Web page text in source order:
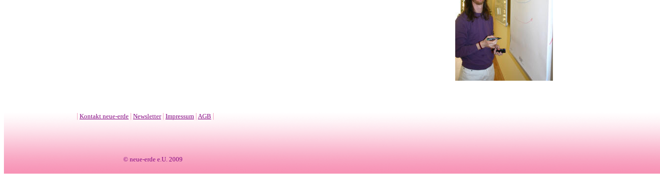
| Kontakt neue-erde | Newsletter | Impressum | AGB |
© neue-erde e.U. 2009